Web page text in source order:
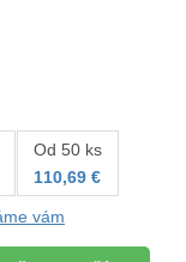
Od 50 ks
110,69 €
vám